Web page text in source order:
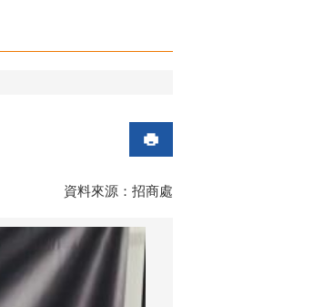
資料來源：招商處